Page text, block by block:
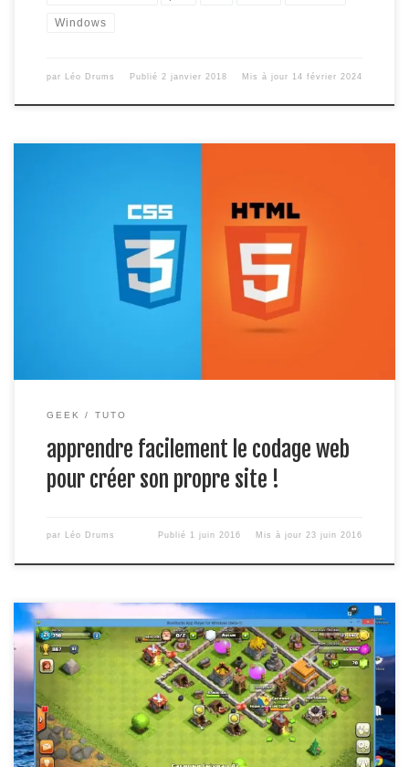
Windows
par Léo Drums Publié 2 janvier 2018 Mis à jour 14 février 2024
Vous rêvez de créer votre propre site ? a votre propre image
? Tout cela est maintenant possible et facile pour n’importe
quelle personne tant que vous vous intéressez un peu à
l’informatique ! Des formations faciles et gratuites en vidéos
sont dès maintenant a votre disposition ! Aujourd’hui […]
GEEK TUTO
apprendre facilement le codage web
pour créer son propre site !
par Léo Drums Publié 1 juin 2016 Mis à jour23 juin 2016
Vous n’avez pas de smartphone ou vous voulez tout
simplement jouer à vos jeux sur votre pc alors découvrez
Bluestacks. Le lien pour le télécharger : ici ce logiciel est un
émulateur androïd pour pc gratuit tant que vous télécharger
les jeux sponsorisées par le logiciel, sinon il faudra prévoir […]